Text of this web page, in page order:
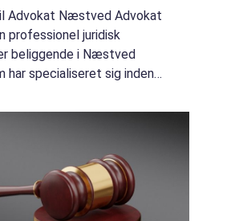
Advokat Næstved Advokat
professionel juridisk
beliggende i Næstved
har specialiseret sig inden
familieret, arveret,